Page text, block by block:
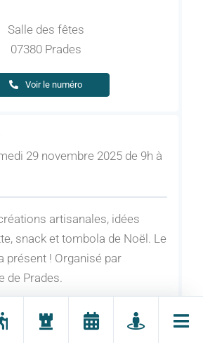
Salle des fêtes
07380 Prades
Voir le numéro
29 novembre 2025 de 9h à
artisanales, idées
snack et tombola de Noël. Le
présent ! Organisé par
de Prades.